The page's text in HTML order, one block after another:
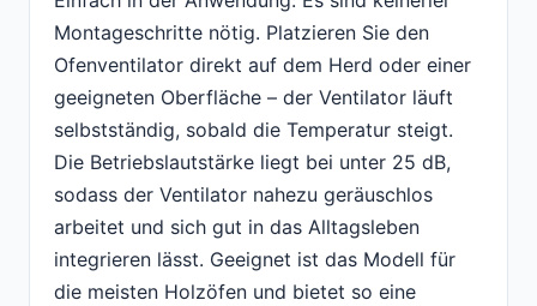
Montageschritte nötig. Platzieren Sie den
Ofenventilator direkt auf dem Herd oder einer
geeigneten Oberfläche – der Ventilator läuft
selbstständig, sobald die Temperatur steigt.
Die Betriebslautstärke liegt bei unter 25 dB,
sodass der Ventilator nahezu geräuschlos
arbeitet und sich gut in das Alltagsleben
integrieren lässt. Geeignet ist das Modell für
die meisten Holzöfen und bietet so eine